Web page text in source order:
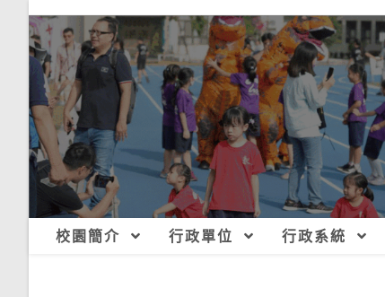
校園簡介 行政單位 行政系統